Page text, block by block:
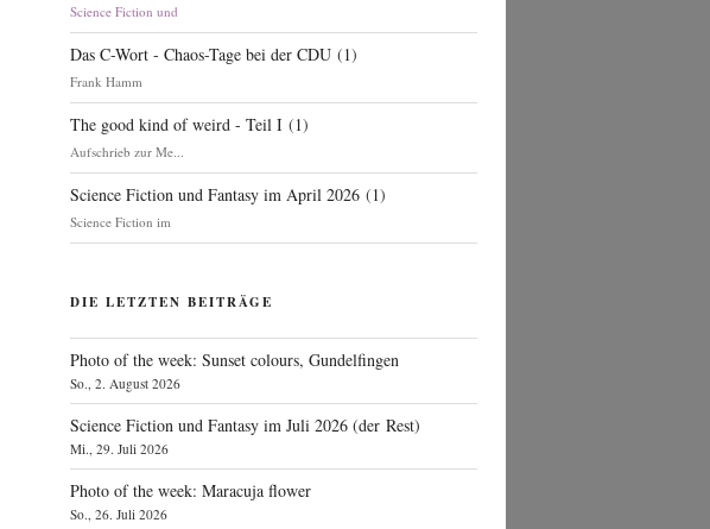
Science Fiction und
Das C-Wort - Chaos-Tage bei der CDU (1)
Frank Hamm
The good kind of weird - Teil I (1)
Aufschrieb zur Me...
Science Fiction und Fantasy im April 2026 (1)
Science Fiction im
DIE LETZTEN BEITRÄGE
Photo of the week: Sunset colours, Gundelfingen
So., 2. August 2026
Science Fiction und Fantasy im Juli 2026 (der Rest)
Mi., 29. Juli 2026
Photo of the week: Maracuja flower
So., 26. Juli 2026